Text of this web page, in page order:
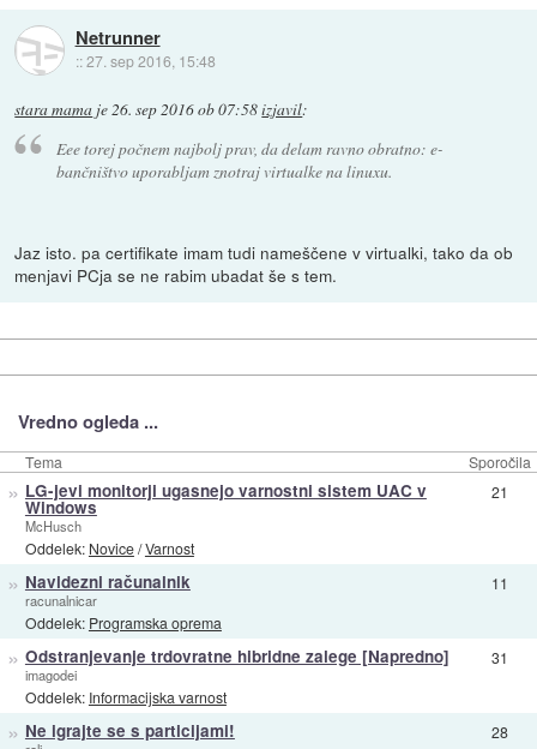
Netrunner
::27. sep 2016, 15:48
stara mama je26. sep 2016 ob 07:58izjavil:
Eee torej počnem najbolj prav, da delam ravno obratno: e-
bančništvo uporabljam znotraj virtualke na linuxu.
Jaz isto. pa certifikate imam tudi nameščene v virtualki, tako da ob
menjavi PCja se ne rabim ubadat še s tem.
Vredno ogleda ...
Tema Sporočila
» LG-jevi monitorji ugasnejo varnostni sistem UAC v
Windows
McHusch
Oddelek: Novice/Varnost
21
» Navidezni računalnik
racunalnicar
Oddelek: Programska oprema
11
» Odstranjevanje trdovratne hibridne zalege [Napredno]
imagodei
Oddelek: Informacijska varnost
31
» Ne igrajte se s particijami! 28